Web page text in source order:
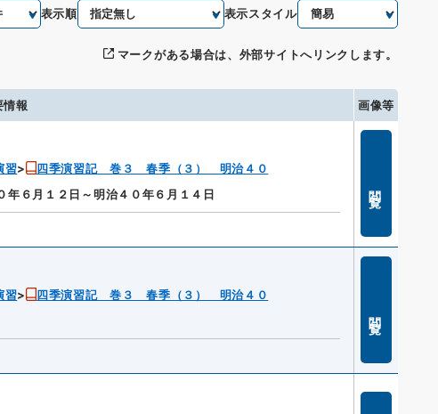
表示順 表示スタイル
マークがある場合は、外部サイトへリンクします。
情報 画像等
習
四季演習記 巻３ 春季（３） 明治４０
年６月１２日～明治４０年６月１４日
習
四季演習記 巻３ 春季（３） 明治４０